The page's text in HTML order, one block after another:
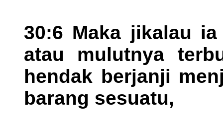
30:6 Maka jikalau
atau mulutnya
hendak berjanji
barang sesuatu,